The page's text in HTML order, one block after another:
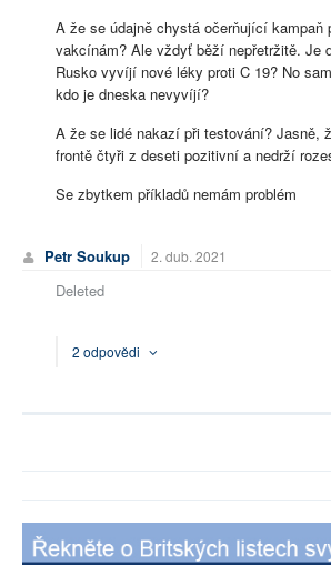
A že se údajně chystá očerňující kampaň
vakcínám? Ale vždyť běží nepřetržitě. Je
Rusko vyvíjí nové léky proti C 19? No
kdo je dneska nevyvíjí?
A že se lidé nakazí při testování? Jasně,
frontě čtyři z deseti pozitivní a nedrží
Se zbytkem příkladů nemám problém
Petr Soukup 2. dub. 2021
Deleted
2 odpovědi